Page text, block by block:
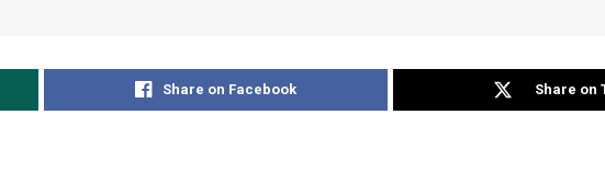
Share on Facebook Share on